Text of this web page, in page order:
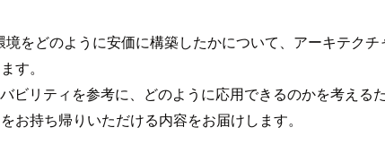
をどのように安価に構築したかについて、アーキテク
す。
リティを参考に、どのように応用できるのかを考える
持ち帰りいただける内容をお届けします。